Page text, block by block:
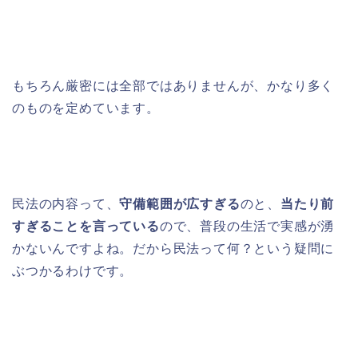
もちろん厳密には全部ではありませんが、かなり多く
のものを定めています。
民法の内容って、守備範囲が広すぎるのと、 当たり前
すぎることを言っているので、普段の生活で実感が湧
かないんですよね。だから民法って何？という疑問に
ぶつかるわけです。